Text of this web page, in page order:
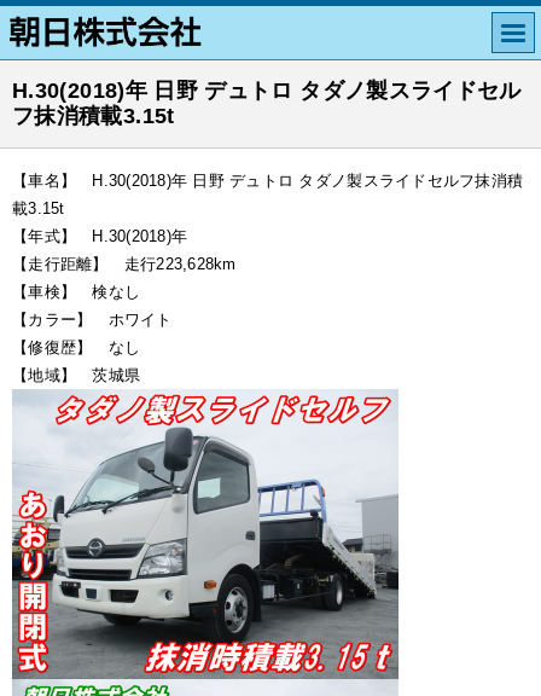
H.30(2018)年 日野 デュトロ タダノ製スライドセル
フ抹消積載3.15t
【車名】 H.30(2018)年 日野 デュトロ タダノ製スライドセルフ抹消積
載3.15t
【年式】 H.30(2018)年
【走行距離】 走行223,628km
【車検】 検なし
【カラー】 ホワイト
【修復歴】 なし
【地域】 茨城県